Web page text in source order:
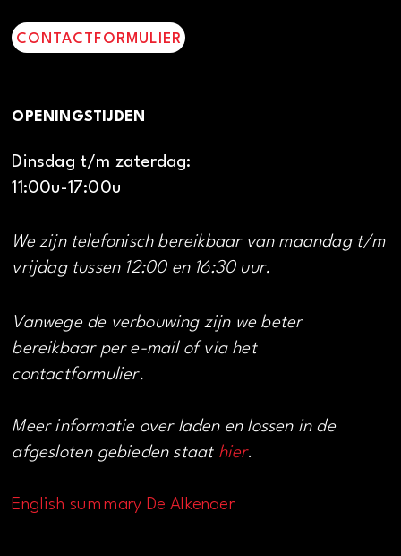
CONTACTFORMULIER
OPENINGSTIJDEN
Dinsdag t/m zaterdag:
11:00u-17:00u
We zijn telefonisch bereikbaar van maandag t/m
vrijdag tussen 12:00 en 16:30 uur.
Vanwege de verbouwing zijn we beter
bereikbaar per e-mail of via het
contactformulier.
Meer informatie over laden en lossen in de
afgesloten gebieden staat hier.
English summary De Alkenaer